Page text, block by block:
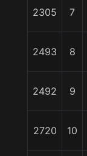
2305 7
2493 8
2492 9
2720 10